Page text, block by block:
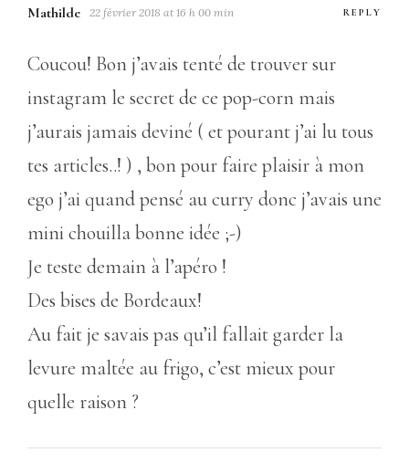
Mathilde 22 février 2018 at 16 h 00 min REPLY
Coucou! Bon j’avais tenté de trouver sur
instagram le secret de ce pop-corn mais
j’aurais jamais deviné ( et pourant j’ai lu tous
tes articles..! ) , bon pour faire plaisir à mon
ego j’ai quand pensé au curry donc j’avais une
mini chouilla bonne idée ;-)
Je teste demain à l’apéro !
Des bises de Bordeaux!
Au fait je savais pas qu’il fallait garder la
levure maltée au frigo, c’est mieux pour
quelle raison ?